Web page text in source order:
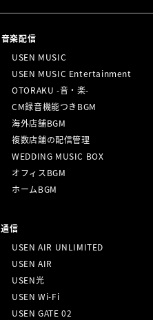
⁩音楽配信
USEN MUSIC
USEN MUSIC Entertainment
OTORAKU -音・楽-
CM録音機能つきBGM
海外店舗BGM
複数店舗の配信管理
WEDDING MUSIC BOX
オフィスBGM
ホームBGM
通信
USEN AIR UNLIMITED
USEN AIR
USEN光
USEN Wi-Fi
USEN GATE 02